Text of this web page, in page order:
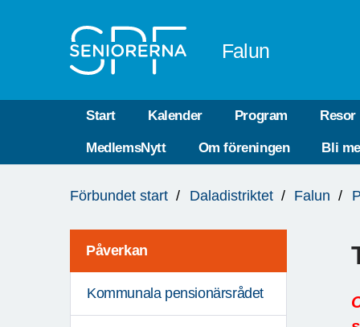
Falun
Start Kalender Program Resor
MedlemsNytt Om föreningen Bli
är
Förbundet start Daladistriktet Falun
Påverkan
Kommunala pensionärsrådet